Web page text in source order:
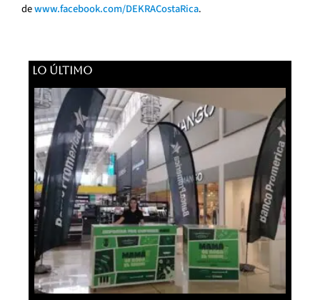
dewww.facebook.com/DEKRACostaRica.
LO ÚLTIMO